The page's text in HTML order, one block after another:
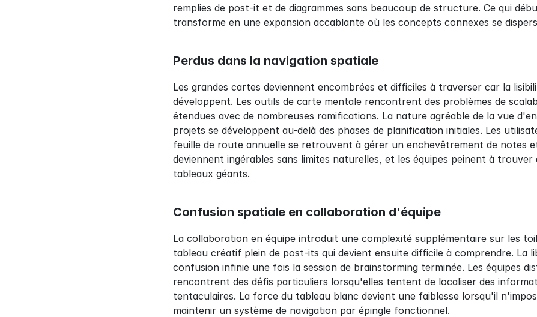
remplies de post-it et de diagrammes sans beaucoup de structure. Ce qui
transforme en une expansion accablante où les concepts connexes se
Perdus dans la navigation spatiale
Les grandes cartes deviennent encombrées et difficiles à traverser car la
développent. Les outils de carte mentale rencontrent des problèmes de
étendues avec de nombreuses ramifications. La nature agréable de la vue
projets se développent au-delà des phases de planification initiales. Les
feuille de route annuelle se retrouvent à gérer un enchevêtrement de notes
deviennent ingérables sans limites naturelles, et les équipes peinent à
tableaux géants.
Confusion spatiale en collaboration d'équipe
La collaboration en équipe introduit une complexité supplémentaire sur les
tableau créatif plein de post-its qui devient ensuite difficile à comprendre. La
confusion infinie une fois la session de brainstorming terminée. Les équipes
rencontrent des défis particuliers lorsqu'elles tentent de localiser des
tentaculaires. La force du tableau blanc devient une faiblesse lorsqu'il
maintenir un système de navigation par épingle fonctionnel.